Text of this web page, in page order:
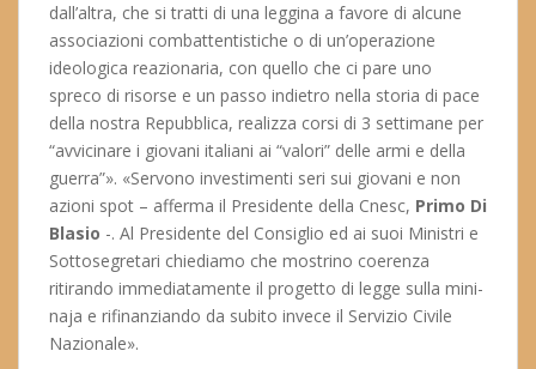
dall’altra, che si tratti di una leggina a favore di alcune
associazioni combattentistiche o di un’operazione
ideologica reazionaria, con quello che ci pare uno
spreco di risorse e un passo indietro nella storia di pace
della nostra Repubblica, realizza corsi di 3 settimane per
“avvicinare i giovani italiani ai “valori” delle armi e della
guerra”». «Servono investimenti seri sui giovani e non
azioni spot – afferma il Presidente della Cnesc, Primo Di
Blasio -. Al Presidente del Consiglio ed ai suoi Ministri e
Sottosegretari chiediamo che mostrino coerenza
ritirando immediatamente il progetto di legge sulla mini-
naja e rifinanziando da subito invece il Servizio Civile
Nazionale».